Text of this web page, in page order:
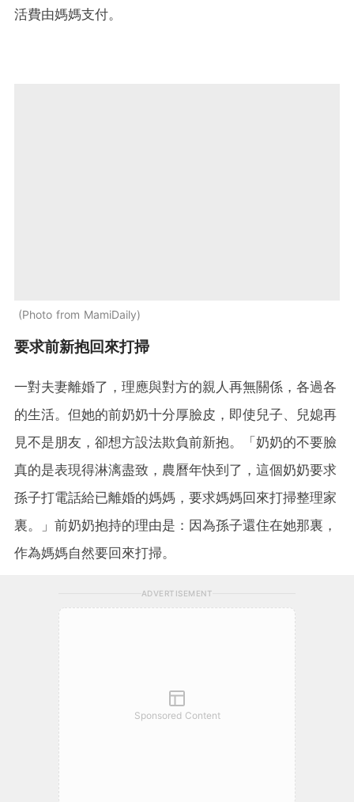
活費由媽媽支付。
Photo from MamiDaily
要求前新抱回來打掃
一對夫妻離婚了，理應與對方的親人再無關係，各過各
的生活。但她的前奶奶十分厚臉皮，即使兒子、兒媳再
見不是朋友，卻想方設法欺負前新抱。「奶奶的不要臉
真的是表現得淋漓盡致，農曆年快到了，這個奶奶要求
孫子打電話給已離婚的媽媽，要求媽媽回來打掃整理家
裏。」前奶奶抱持的理由是：因為孫子還住在她那裏，
作為媽媽自然要回來打掃。
ADVERTISEMENT
Sponsored Content